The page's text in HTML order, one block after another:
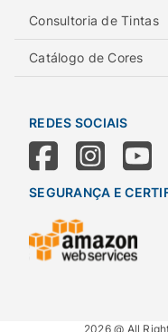
Consultoria de Tintas
Catálogo de Cores
REDES SOCIAIS
SEGURANÇA E
2026 @ All